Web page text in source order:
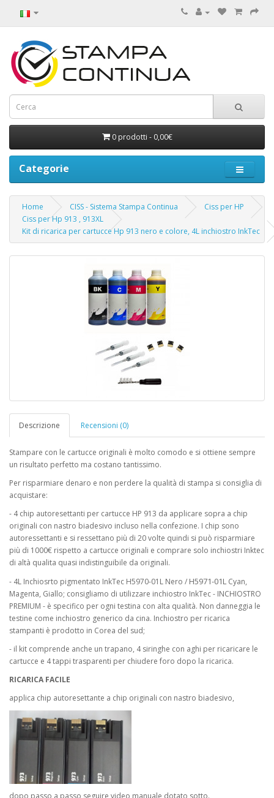
0 prodotti - 0,00€
Categorie
Home CISS - Sistema Stampa Continua
Ciss per HP
Ciss per Hp 913 , 913XL
Kit di ricarica per cartucce Hp 913 nero e colore, 4L inchiostro InkTec
Descrizione Recensioni (0)
Stampare con le cartucce originali è molto comodo e si ottiene sempre
un risultato perfetto ma costano tantissimo.
Per risparmiare denaro e non perdere la qualità di stampa si consiglia di
acquistare:
- 4 chip autoresettanti per cartucce HP 913 da applicare sopra a chip
originali con nastro biadesivo incluso nella confezione. I chip sono
autoressettanti e si ressettano più di 20 volte quindi si può risparmiare
più di 1000€ rispetto a cartucce originali e comprare solo inchiostri Inktec
di altà qualita quasi indistinguibile da originali.
- 4L Inchiosrto pigmentato InkTec H5970-01L Nero / H5971-01L Cyan,
Magenta, Giallo; consigliamo di utilizzare inchiostro InkTec - INCHIOSTRO
PREMIUM - è specifico per ogni testina con alta qualità. Non danneggia le
testine come inchiostro generico da cina. Inchiostro per ricarica
stampanti è prodotto in Corea del sud;
- il kit comprende anche un trapano, 4 siringhe con aghi per ricaricare le
cartucce e 4 tappi trasparenti per chiudere foro dopo la ricarica.
RICARICA FACILE
applica chip autoresettante a chip originali con nastro biadesivo,
dopo passo a passo seguire video manuale dotato sotto.